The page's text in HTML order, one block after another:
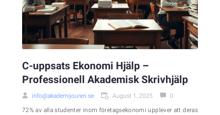
C-uppsats Ekonomi Hjälp –
Professionell Akademisk Skrivhjälp
info@akademijouren.se August 1, 2025 0
72% av alla studenter inom företagsekonomi upplever att deras